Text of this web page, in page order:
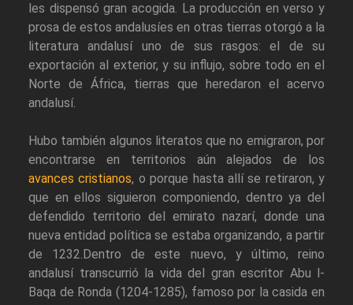
les dispensó gran acogida. La producción en verso y
prosa de estos andalusíes en otras tierras otorgó a la
literatura andalusí uno de sus rasgos: el de su
exportación al exterior, y su influjo, sobre todo en el
Norte de África, tierras que heredaron el acervo
andalusí.
Hubo también algunos literatos que no emigraron, por
encontrarse en territorios aún alejados de los
avances cristianos, o porque hasta allí se retiraron, y
que en ellos siguieron componiendo, dentro ya del
defendido territorio del emirato nazarí, donde una
nueva entidad política se estaba organizando, a partir
de 1232.Dentro de este nuevo, y último, reino
andalusí transcurrió la vida del gran escritor Abu l-
Baqa de Ronda (1204-1285), famoso por la casida en